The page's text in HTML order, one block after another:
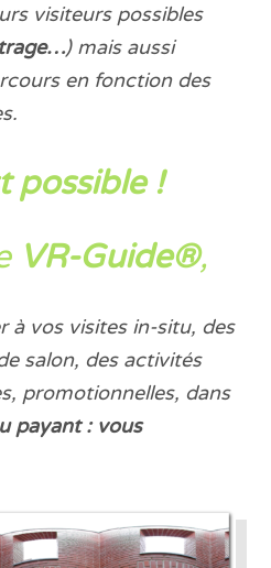
visiteurs possibles
) mais aussi
en fonction des
possible !
VR-Guide®,
à vos visites in-situ, des
salon, des activités
promotionnelles, dans
payant : vous